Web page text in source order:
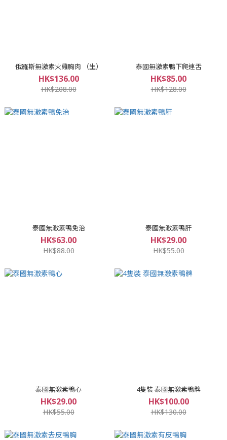
俄羅斯無激素火雞胸肉 （生）
HK$136.00
HK$208.00
泰國無激素鴨下爬連舌
HK$85.00
HK$128.00
泰國無激素鴨免治
HK$63.00
HK$88.00
泰國無激素鴨肝
HK$29.00
HK$55.00
泰國無激素鴨心
HK$29.00
HK$55.00
4隻裝 泰國無激素鴨髀
HK$100.00
HK$130.00